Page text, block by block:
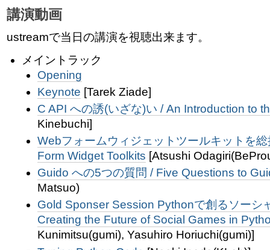
に
講演動画
ustreamで当日の講演を視聴出来ます。
メイントラック
Opening
Keynote [Tarek Ziade]
C API への誘(いざな)い / An Introduction to
Kinebuchi]
Webフォームウィジェットツールキットを
Form Widget Toolkits [Atsushi
Guido への5つの質問 / Five Questions to
Matsuo)
Gold Sponser Session Pythonで創るソーシ
Creating the Future of Social Games in
Kunimitsu(gumi), Yasuhiro Horiuchi(gumi)]